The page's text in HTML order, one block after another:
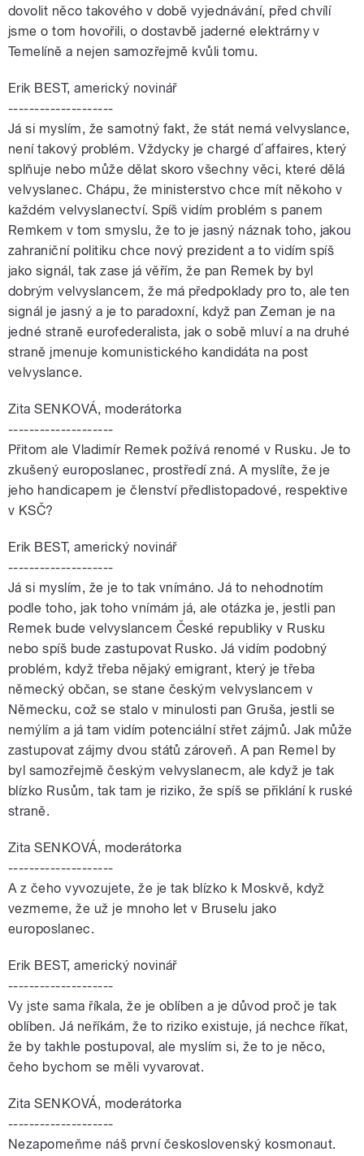
dovolit něco takového v době vyjednávání, před chvílí
jsme o tom hovořili, o dostavbě jaderné elektrárny v
Temelíně a nejen samozřejmě kvůli tomu.
Erik BEST, americký novinář
--------------------
Já si myslím, že samotný fakt, že stát nemá velvyslance,
není takový problém. Vždycky je chargé d´affaires, který
splňuje nebo může dělat skoro všechny věci, které dělá
velvyslanec. Chápu, že ministerstvo chce mít někoho v
každém velvyslanectví. Spíš vidím problém s panem
Remkem v tom smyslu, že to je jasný náznak toho, jakou
zahraniční politiku chce nový prezident a to vidím spíš
jako signál, tak zase já věřím, že pan Remek by byl
dobrým velvyslancem, že má předpoklady pro to, ale ten
signál je jasný a je to paradoxní, když pan Zeman je na
jedné straně eurofederalista, jak o sobě mluví a na druhé
straně jmenuje komunistického kandidáta na post
velvyslance.
Zita SENKOVÁ, moderátorka
--------------------
Přitom ale Vladimír Remek požívá renomé v Rusku. Je to
zkušený europoslanec, prostředí zná. A myslíte, že je
jeho handicapem je členství předlistopadové, respektive
v KSČ?
Erik BEST, americký novinář
--------------------
Já si myslím, že je to tak vnímáno. Já to nehodnotím
podle toho, jak toho vnímám já, ale otázka je, jestli pan
Remek bude velvyslancem České republiky v Rusku
nebo spíš bude zastupovat Rusko. Já vidím podobný
problém, když třeba nějaký emigrant, který je třeba
německý občan, se stane českým velvyslancem v
Německu, což se stalo v minulosti pan Gruša, jestli se
nemýlím a já tam vidím potenciální střet zájmů. Jak může
zastupovat zájmy dvou států zároveň. A pan Remel by
byl samozřejmě českým velvyslanecm, ale když je tak
blízko Rusům, tak tam je riziko, že spíš se přiklání k ruské
straně.
Zita SENKOVÁ, moderátorka
--------------------
A z čeho vyvozujete, že je tak blízko k Moskvě, když
vezmeme, že už je mnoho let v Bruselu jako
europoslanec.
Erik BEST, americký novinář
--------------------
Vy jste sama říkala, že je oblíben a je důvod proč je tak
oblíben. Já neříkám, že to riziko existuje, já nechce říkat,
že by takhle postupoval, ale myslím si, že to je něco,
čeho bychom se měli vyvarovat.
Zita SENKOVÁ, moderátorka
--------------------
Nezapomeňme náš první československý kosmonaut.